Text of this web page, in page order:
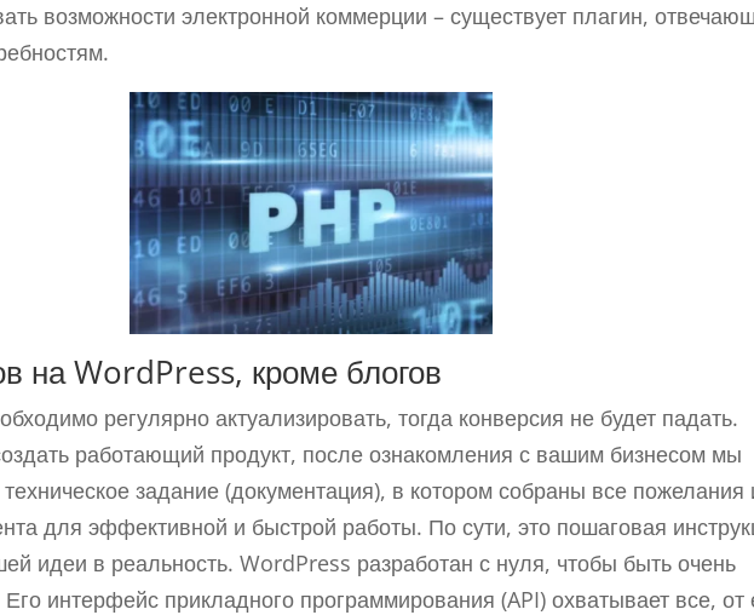
возможности электронной коммерции – существует плагин,
на WordPress, кроме блогов
регулярно актуализировать, тогда конверсия не будет падать.
работающий продукт, после ознакомления с вашим бизнесом мы
задание (документация), в котором собраны все пожелания
для эффективной и быстрой работы. По сути, это пошаговая
идеи в реальность. WordPress разработан с нуля, чтобы быть очень
интерфейс прикладного программирования (API) охватывает все, от